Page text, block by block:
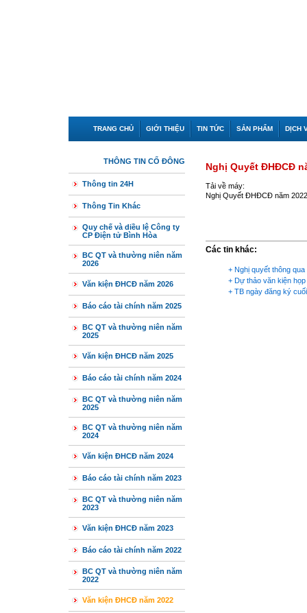
TRANG CHỦ GIỚI THIỆU TIN TỨC SẢN PHẨM DỊCH
THÔNG TIN CỔ ĐÔNG
Thông tin 24H
Thông Tin Khác
Quy chế và diều lệ Công ty
CP Điện tử Bình Hòa
BC QT và thường niên năm
2026
Văn kiện ĐHCĐ năm 2026
Báo cáo tài chính năm 2025
BC QT và thường niên năm
2025
Văn kiện ĐHCĐ năm 2025
Báo cáo tài chính năm 2024
BC QT và thường niên năm
2025
BC QT và thường niên năm
2024
Văn kiện ĐHCĐ năm 2024
Báo cáo tài chính năm 2023
BC QT và thường niên năm
2023
Văn kiện ĐHCĐ năm 2023
Báo cáo tài chính năm 2022
BC QT và thường niên năm
2022
Văn kiện ĐHCĐ năm 2022
Nghị Quyết ĐHĐCĐ
Tải về máy:
Nghị Quyết ĐHĐCĐ năm 2022
Các tin khác:
+ Nghị quyết thông
+ Dự thảo văn kiện
+ TB ngày đăng ký